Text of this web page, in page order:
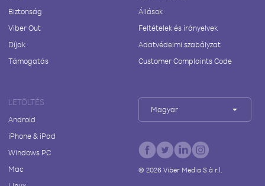
Biztonság
Viber Out
Díjak
Támogatás
Állások
Feltételek és irányelvek
Adatvédelmi szabályzat
Customer Complaints Code
LETÖLTÉS
Android
iPhone & iPad
Windows PC
Mac
Magyar
© 2026Viber Media S.à r.l.